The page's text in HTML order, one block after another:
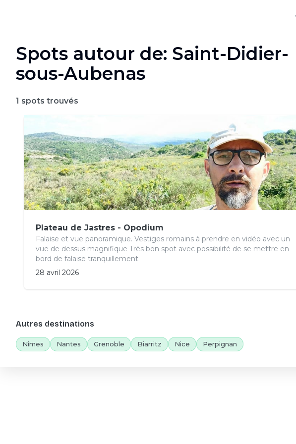
Spots autour de: Saint-Didier-
sous-Aubenas
1 spots trouvés
Plateau de Jastres - Opodium
Falaise et vue panoramique. Vestiges romains à prendre en vidéo avec un
vue de dessus magnifique Très bon spot avec possibilité de se mettre en
bord de falaise tranquillement
28 avril 2026
Autres destinations
Nîmes Nantes Grenoble Biarritz Nice Perpignan